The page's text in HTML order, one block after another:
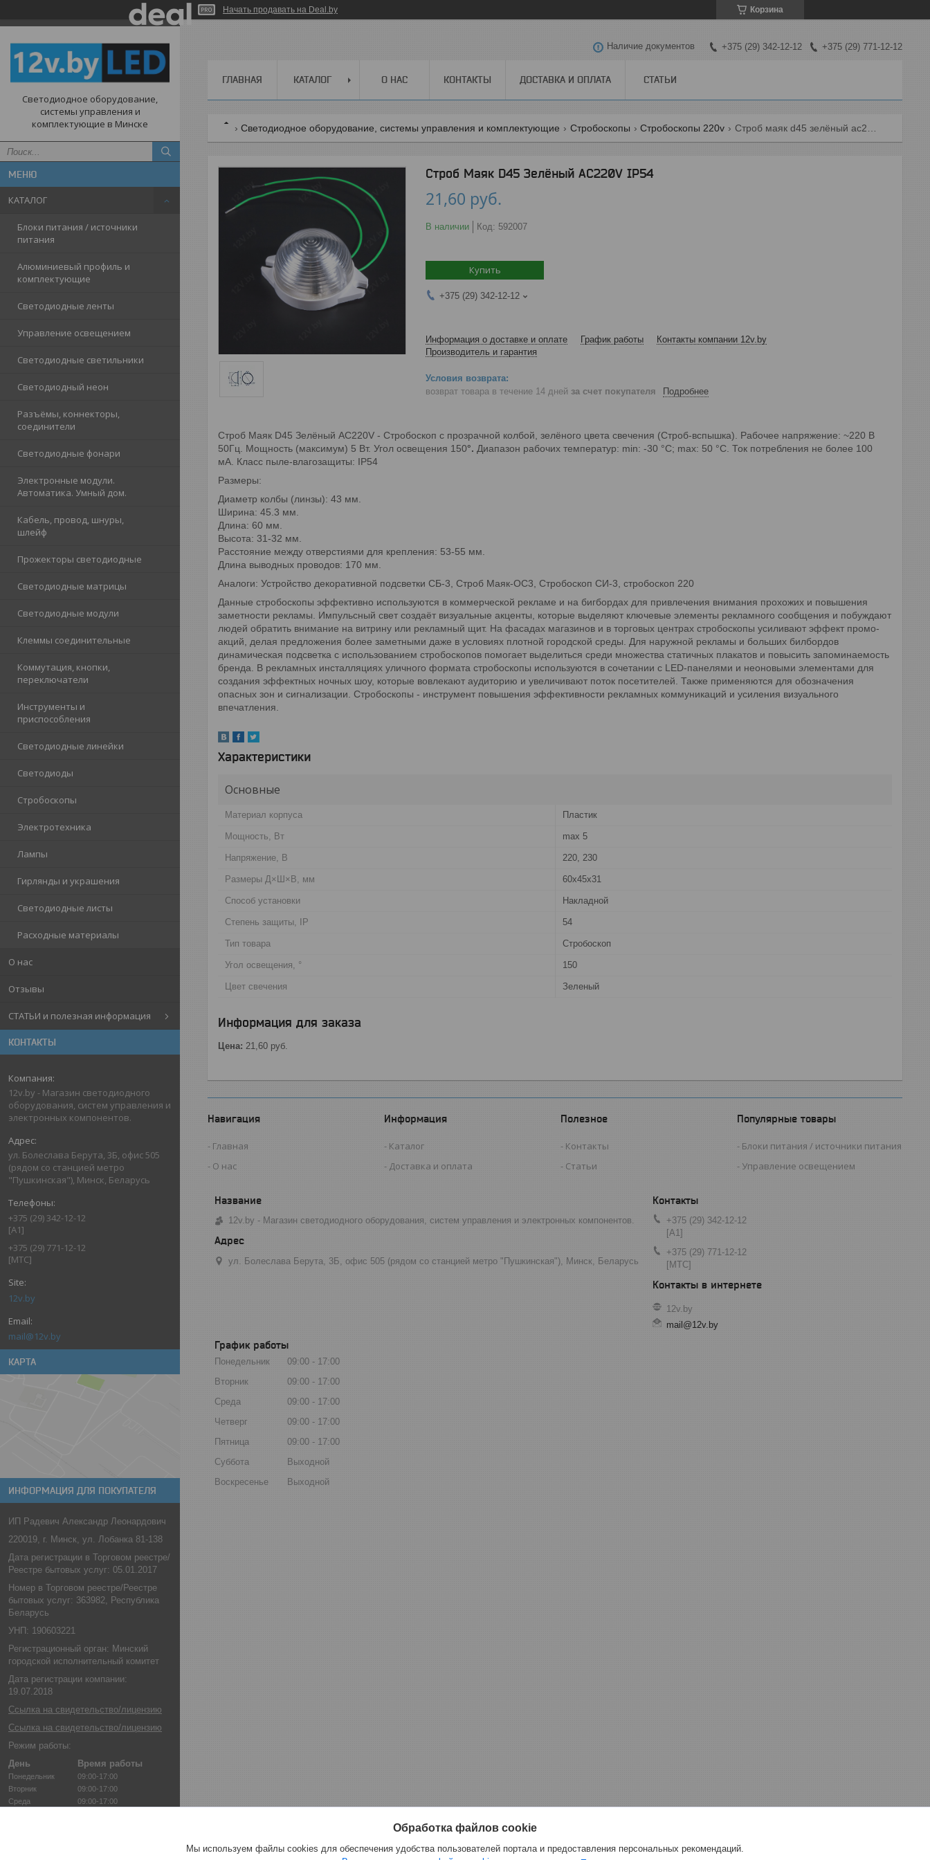
Начать продавать на Deal.by Корзина
Светодиодное оборудование,
системы управления и
комплектующие в Минске
КАТАЛОГ
Блоки питания / источники
питания
Алюминиевый профиль и
комплектующие
Светодиодные ленты
Управление освещением
Светодиодные светильники
Светодиодный неон
Разъёмы, коннекторы,
соединители
Светодиодные фонари
Электронные модули.
Автоматика. Умный дом.
Кабель, провод, шнуры,
шлейф
Прожекторы светодиодные
Светодиодные матрицы
Светодиодные модули
Клеммы соединительные
Коммутация, кнопки,
переключатели
Инструменты и
приспособления
Светодиодные линейки
Светодиоды
Стробоскопы
Электротехника
Лампы
Гирлянды и украшения
Светодиодные листы
Расходные материалы
О нас
Отзывы
СТАТЬИ и полезная информация
КОНТАКТЫ
12v.by - Магазин светодиодного
оборудования, систем управления и
электронных компонентов.
ул. Болеслава Берута, 3Б, офис 505
(рядом со станцией метро
"Пушкинская"), Минск, Беларусь
+375 (29) 342-12-12
[A1]
+375 (29) 771-12-12
[МТС]
12v.by
mail@12v.by
КАРТА
ИНФОРМАЦИЯ ДЛЯ ПОКУПАТЕЛЯ
ИП Радевич Александр Леонардович
220019, г. Минск, ул. Лобанка 81-138
Дата регистрации в Торговом реестре/
Реестре бытовых услуг: 05.01.2017
Номер в Торговом реестре/Реестре
бытовых услуг: 363982, Республика
Беларусь
УНП: 190603221
Регистрационный орган: Минский
городской исполнительный комитет
Дата регистрации компании:
19.07.2018
Ссылка на свидетельство/лицензию
Ссылка на свидетельство/лицензию
Режим работы:
День
Время работы
Понедельник
09:00-17:00
Вторник
09:00-17:00
Среда
09:00-17:00
Наличие документов +375 (29) 342-12-12 +375 (29) 771-12-12
ГЛАВНАЯ КАТАЛОГ О НАС КОНТАКТЫ ДОСТАВКА И ОПЛАТА СТАТЬИ
Светодиодное оборудование, системы управления и комплектующие Стробоскопы Стробоскопы 220v
Строб Маяк D45 Зелёный АС220V IP54
21,60 руб.
В наличии Код: 592007
Купить
+375 (29) 342-12-12
Информация о доставке и оплате График работы
Контакты компании 12v.by
Производитель и гарантия
возврат товара в течение 14 дней за счет покупателя Подробнее
Строб Маяк D45 Зелёный АС220V - Стробоскоп с прозрачной колбой, зелёного цвета свечения (Строб-вспышка). Рабочее напряжение: ~220 В
50Гц. Мощность (максимум) 5 Вт. Угол освещения 150°. Диапазон рабочих температур: min: -30 °C; max: 50 °C. Ток потребления не более 100
мА. Класс пыле-влагозащиты: IP54
Размеры:
Диаметр колбы (линзы): 43 мм.
Ширина: 45.3 мм.
Длина: 60 мм.
Высота: 31-32 мм.
Расстояние между отверстиями для крепления: 53-55 мм.
Длина выводных проводов: 170 мм.
Аналоги: Устройство декоративной подсветки СБ-3, Строб Маяк-ОС3, Стробоскоп СИ-3, стробоскоп 220
Данные стробоскопы эффективно используются в коммерческой рекламе и на бигбордах для привлечения внимания прохожих и повышения
заметности рекламы. Импульсный свет создаёт визуальные акценты, которые выделяют ключевые элементы рекламного сообщения и побуждают
людей обратить внимание на витрину или рекламный щит. На фасадах магазинов и в торговых центрах стробоскопы усиливают эффект промо-
акций, делая предложения более заметными даже в условиях плотной городской среды. Для наружной рекламы и больших билбордов
динамическая подсветка с использованием стробоскопов помогает выделиться среди множества статичных плакатов и повысить запоминаемость
бренда. В рекламных инсталляциях уличного формата стробоскопы используются в сочетании с LED-панелями и неоновыми элементами для
создания эффектных ночных шоу, которые вовлекают аудиторию и увеличивают поток посетителей. Также применяются для обозначения
опасных зон и сигнализации. Стробоскопы - инструмент повышения эффективности рекламных коммуникаций и усиления визуального
впечатления.
Характеристики
Основные
Материал корпуса Пластик
Мощность, Вт max 5
Напряжение, В 220, 230
Размеры Д×Ш×В, мм 60х45x31
Способ установки Накладной
Степень защиты, IP 54
Тип товара Стробоскоп
Угол освещения, ° 150
Цвет свечения Зеленый
Информация для заказа
Цена: 21,60 руб.
Навигация
Главная
О нас
Информация
Каталог
Доставка и оплата
Полезное
Контакты
Статьи
Популярные товары
Блоки питания / источники питания
Управление освещением
12v.by - Магазин светодиодного оборудования, систем управления и электронных компонентов.
ул. Болеслава Берута, 3Б, офис 505 (рядом со станцией метро "Пушкинская"), Минск, Беларусь
+375 (29) 342-12-12
[A1]
+375 (29) 771-12-12
[МТС]
12v.by
mail@12v.by
График работы
Понедельник 09:00
17:00
Вторник
09:00
17:00
Среда
09:00
17:00
Четверг
09:00
17:00
Пятница
09:00
17:00
Суббота
Выходной
Воскресенье
Выходной
Обработка файлов cookie
Мы используем файлы cookies для обеспечения удобства пользователей портала и предоставления персональных рекомендаций.